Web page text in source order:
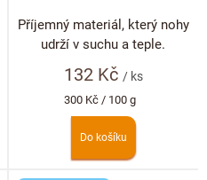
132 Kč / ks
Měrná
cena:
300 Kč / 100 g
Do košíku
Příjemný materiál, který nohy
udrží v suchu a teple.